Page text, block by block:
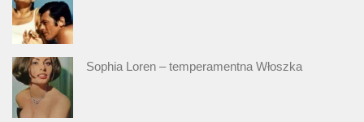
Sophia Loren – temperamentna Włoszka